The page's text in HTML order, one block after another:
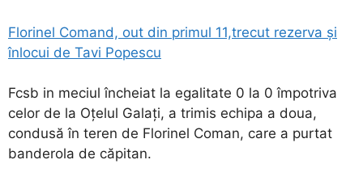
Florinel Comand, out din primul 11,trecut rezerva și
înlocui de Tavi Popescu
Fcsb in meciul încheiat la egalitate 0 la 0 împotriva
celor de la Oțelul Galați, a trimis echipa a doua,
condusă în teren de Florinel Coman, care a purtat
banderola de căpitan.